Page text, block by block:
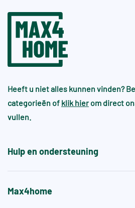
Heeft u niet alles kunnen vinden?
categorieën of klik hier om direct
vullen.
Hulp en ondersteuning
Max4home